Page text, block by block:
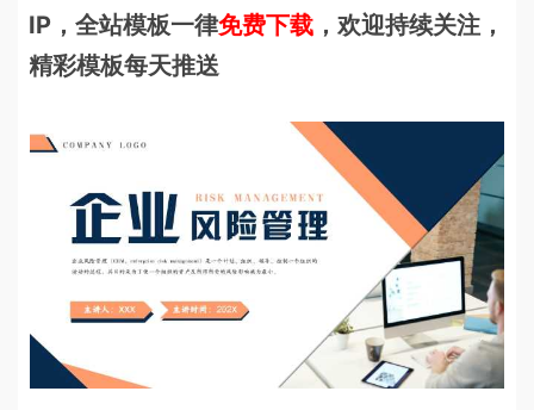
IP，全站模板一律免费下载 ，欢迎持续关注，
精彩模板每天推送